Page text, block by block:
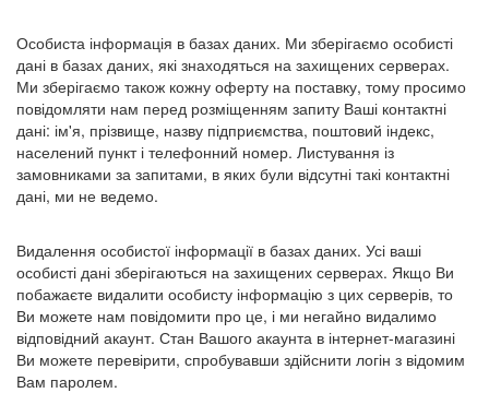
Особиста інформація в базах даних. Ми зберігаємо особисті
дані в базах даних, які знаходяться на захищених серверах.
Ми зберігаємо також кожну оферту на поставку, тому просимо
повідомляти нам перед розміщенням запиту Ваші контактні
дані: ім'я, прізвище, назву підприємства, поштовий індекс,
населений пункт і телефонний номер. Листування із
замовниками за запитами, в яких були відсутні такі контактні
дані, ми не ведемо.
Видалення особистої інформації в базах даних. Усі ваші
особисті дані зберігаються на захищених серверах. Якщо Ви
побажаєте видалити особисту інформацію з цих серверів, то
Ви можете нам повідомити про це, і ми негайно видалимо
відповідний акаунт. Стан Вашого акаунта в інтернет-магазині
Ви можете перевірити, спробувавши здійснити логін з відомим
Вам паролем.